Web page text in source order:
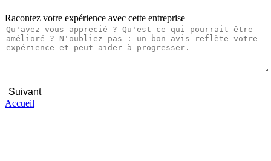
Racontez votre expérience avec cette entreprise
Suivant
Accueil